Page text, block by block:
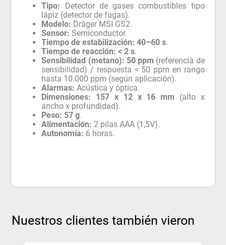
Tipo: Detector de gases combustibles tipo
lápiz (detector de fugas).
Modelo: Dräger MSI GS2.
Sensor: Semiconductor.
Tiempo de estabilización: 40–60 s.
Tiempo de reacción: < 2 s.
Sensibilidad (metano): 50 ppm (referencia de
sensibilidad) / respuesta < 50 ppm en rango
hasta 10.000 ppm (según aplicación).
Alarmas: Acústica y óptica.
Dimensiones:
157 x 12 x 16 mm (alto x
ancho x profundidad).
Peso: 57 g.
Alimentación: 2 pilas AAA (1,5V).
Autonomía: 6 horas.
Nuestros clientes también vieron